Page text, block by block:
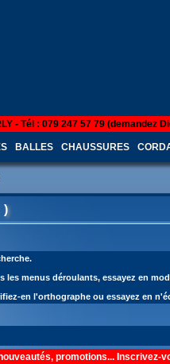
- Tél : 079 247 57 79 (demandez
BALLES CHAUSSURES
)
les menus déroulants, essayez en
en l'orthographe ou essayez en
promotions... Inscrivez-